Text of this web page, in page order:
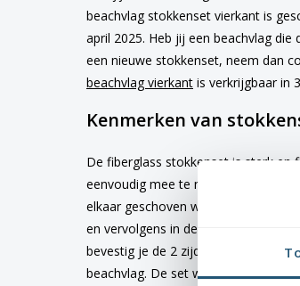
beachvlag stokkenset vierkant is
april 2025. Heb jij een beachvlag
een nieuwe stokkenset, neem dan
beachvlag vierkant is verkrijgbaar in
Kenmerken van
De fiberglass stokkenset is sterk en
eenvoudig mee te nemen op
elkaar geschoven worden.
en vervolgens in de beachvlag.
bevestig je de 2 zijden aan elkaar.
beachvlag. De set wordt geleverd